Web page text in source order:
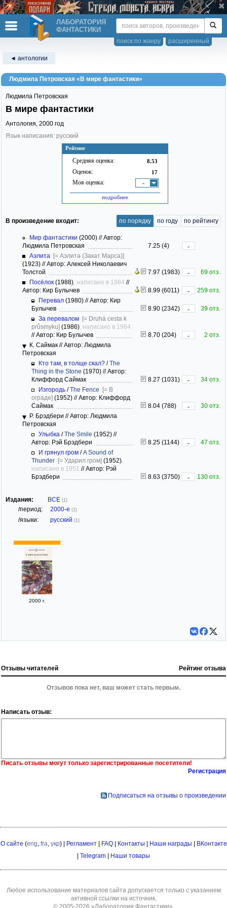
ЛАБОРАТОРИЯ
ФАНТАСТИКИ
расширенный
поиск по жанру
◄ антологии
Людмила Петровская «В мире фантастики»
Рейтинг
Средняя оценка: 8.53
Оценок: 17
Моя оценка: -
подробнее
Людмила Петровская
В мире фантастики
Антология, 2000 год
Язык написания: русский
В произведение входит: по порядку по году по рейтингу
Мир фантастики (2000) //Автор:
Людмила Петровская
7.25 (4)
-
Аэлита [= Аэлита (Закат Марса)]
(1923) //Автор: Алексей Николаевич
Толстой
7.97 (1983) -
69 отз.
Посёлок (1988) , написано в 1984 //
Автор: Кир Булычев
8.99 (6011) -
259 отз.
Перевал (1980) //Автор: Кир
Булычев
8.90 (2342) -
39 отз.
За перевалом [= Druhá cesta k
průsmyku] (1986) , написано в 1984
//Автор: Кир Булычев 8.70 (204) -
2 отз.
К. Саймак //Автор: Людмила
Петровская
Кто там, в толще скал? /The
Thing in the Stone (1970) //Автор:
Клиффорд Саймак
8.27 (1031) -
34 отз.
Изгородь /The Fence [= В
ограде] (1952) //Автор: Клиффорд
Саймак
8.04 (788) -
30 отз.
Р. Брэдбери //Автор: Людмила
Петровская
Улыбка /The Smile (1952) //
Автор: Рэй Брэдбери
8.25 (1144) -
47 отз.
И грянул гром /A Sound of
Thunder [= Ударил гром] (1952)
написано в 1951 //Автор: Рэй
Брэдбери
8.63 (3750) - 130 отз.
Издания: ВСЕ (1)
/период: 2000-е (1)
/языки: русский (1)
2000 г.
Отзывы читателей Рейтинг отзыва
Отзывов пока нет, ваш может стать первым.
Написать отзыв:
Писать отзывы могут только зарегистрированные посетители!
Регистрация
Подписаться на отзывы о произведении
О сайте (eng fra укр) | Регламент| FAQ| Контакты | Наши награды | ВКонтакте
| Telegram | Наши товары
Любое использование материалов сайта допускается только с указанием
активной ссылки на источник.
© 2005-2026 «Лаборатория Фантастики»